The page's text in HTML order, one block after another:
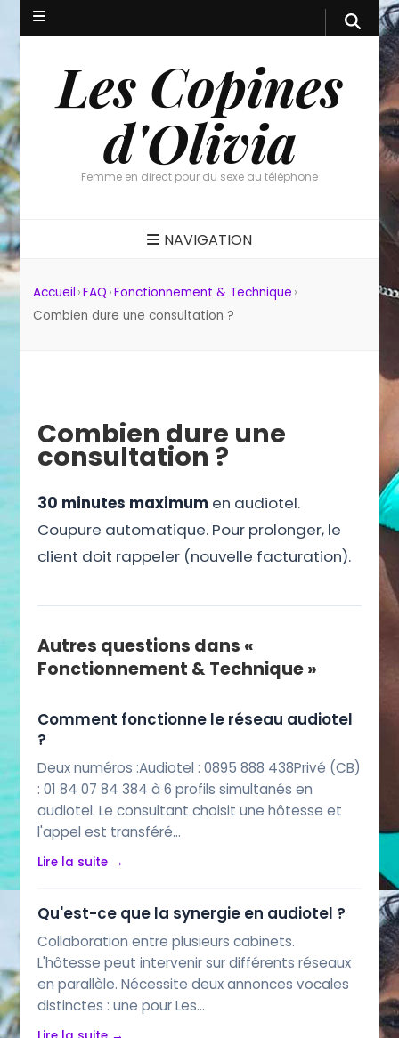
Les Copines
d'Olivia
Femme en direct pour du sexe au téléphone
NAVIGATION
Accueil ›FAQ ›Fonctionnement & Technique ›
Combien dure une consultation ?
Combien dure une
consultation ?
30 minutes maximum en audiotel.
Coupure automatique. Pour prolonger, le
client doit rappeler (nouvelle facturation).
Autres questions dans «
Fonctionnement & Technique »
Comment fonctionne le réseau audiotel
?
Deux numéros :Audiotel : 0895 888 438Privé (CB)
: 01 84 07 84 384 à 6 profils simultanés en
audiotel. Le consultant choisit une hôtesse et
l'appel est transféré…
Lire la suite →
Qu'est-ce que la synergie en audiotel ?
Collaboration entre plusieurs cabinets.
L'hôtesse peut intervenir sur différents réseaux
en parallèle. Nécessite deux annonces vocales
distinctes : une pour Les…